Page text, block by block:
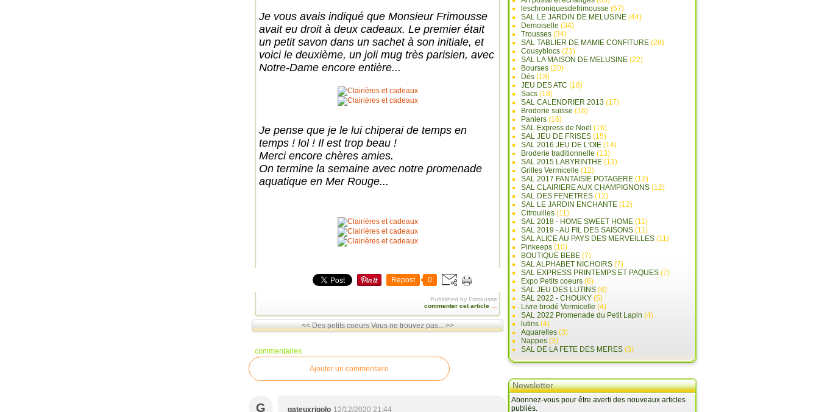
Je vous avais indiqué que Monsieur Frimousse
avait eu droit à deux cadeaux. Le premier était
un petit savon dans un sachet à son initiale, et
voici le deuxième, un joli mug très parisien, avec
Notre-Dame encore entière...
Je pense que je le lui chiperai de temps en
temps ! lol ! Il est trop beau !
Merci encore chères amies.
On termine la semaine avec notre promenade
aquatique en Mer Rouge...
Repost 0
Published by Frimousse
commenter cet article
<< Des petits coeurs Vous ne trouvez pas... >>
commentaires
Ajouter un commentaire
G gateuxrigolo 12/12/2020 21:44
leschroniquesdefrimousse (57)
SAL LE JARDIN DE MELUSINE (44)
Demoiselle (34)
Trousses (34)
SAL TABLIER DE MAMIE CONFITURE (28)
Cousyblocs (23)
SAL LA MAISON DE MELUSINE (22)
Bourses (20)
Dés (18)
JEU DES ATC (18)
Sacs (18)
SAL CALENDRIER 2013 (17)
Broderie suisse (16)
Paniers (16)
SAL Express de Noël (16)
SAL JEU DE FRISES (15)
SAL 2016 JEU DE L'OIE (14)
Broderie traditionnelle (13)
SAL 2015 LABYRINTHE (13)
Grilles Vermicelle (12)
SAL 2017 FANTAISIE POTAGERE (12)
SAL CLAIRIERE AUX CHAMPIGNONS (12)
SAL DES FENETRES (12)
SAL LE JARDIN ENCHANTE (12)
Citrouilles (11)
SAL 2018 - HOME SWEET HOME (11)
SAL 2019 - AU FIL DES SAISONS (11)
SAL ALICE AU PAYS DES MERVEILLES (11)
Pinkeeps (10)
BOUTIQUE BEBE (7)
SAL ALPHABET NICHOIRS (7)
SAL EXPRESS PRINTEMPS ET PAQUES (7)
Expo Petits coeurs (6)
SAL JEU DES LUTINS (6)
SAL 2022 - CHOUKY (5)
Livre brodé Vermicelle (4)
SAL 2022 Promenade du Petit Lapin (4)
lutins (4)
Aquarelles (3)
Nappes (3)
SAL DE LA FETE DES MERES (3)
Newsletter
Abonnez-vous pour être averti des nouveaux articles
publiés.